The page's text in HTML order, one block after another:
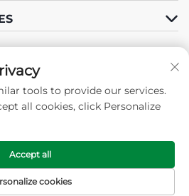
nos
GUOSHUN CONSTRUCTION
LTD. -Política de privadesa
tools to provide our services.
all cookies, click Personalize
cookies
Accept all